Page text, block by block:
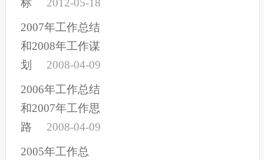
标
2012-05-18
2007年工作总结
和2008年工作谋
划
2008-04-09
2006年工作总结
和2007年工作思
路
2008-04-09
2005年工作总